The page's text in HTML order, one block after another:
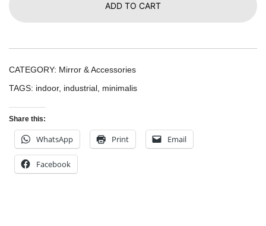
ADD TO CART
CATEGORY: Mirror & Accessories
TAGS: indoor, industrial minimalis
Share this:
WhatsApp Print Email
Facebook